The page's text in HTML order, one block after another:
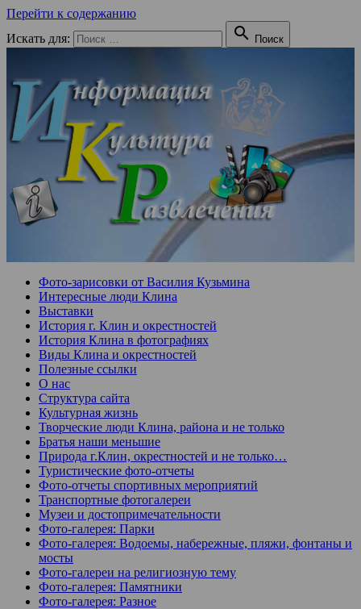
Перейти к содержанию
Искать для:
 Поиск
Фото-зарисовки от Василия Кузьмина
Интересные люди Клина
Выставки
История г. Клин и окрестностей
История Клина в фотографиях
Виды Клина и окрестностей
Полезные ссылки
О нас
Структура сайта
Культурная жизнь
Творческие люди Клина, района и не только
Братья наши меньшие
Природа г.Клин, окрестностей и не только…
Туристические фото-отчеты
Фото-отчеты спортивных мероприятий
Транспортные фотогалереи
Музеи и достопримечательности
Фото-галерея: Парки
Фото-галерея: Водоемы, набережные, пляжи, фонтаны и
мосты
Фото-галереи на религиозную тему
Фото-галерея: Памятники
Фото-галерея: Разное